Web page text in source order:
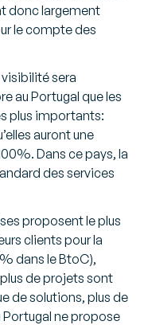
donc largement
le compte des
sera
au Portugal que les
plus importants:
auront une
Dans ce pays, la
des services
proposent le plus
clients pour la
dans le BtoC),
de projets sont
de solutions, plus de
ne propose